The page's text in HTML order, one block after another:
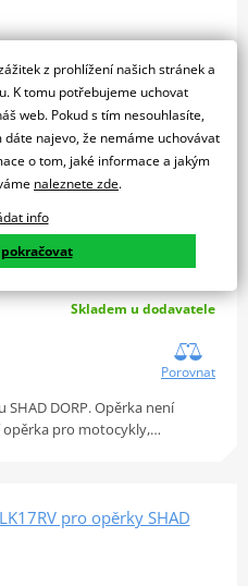
Skladem u dodavatele
Porovnat
DORP. Opěrka není
opěrka pro motocykly,…
pro opěrky SHAD
z prohlížení našich stránek a
K tomu potřebujeme uchovat
web. Pokud s tím nesouhlasíte,
najevo, že nemáme uchovávat
o tom, jaké informace a jakým
naleznete zde.
info